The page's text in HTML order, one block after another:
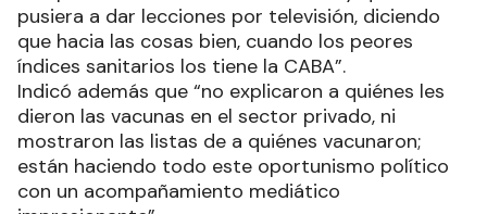
pusiera a dar lecciones por televisión, diciendo
que hacia las cosas bien, cuando los peores
índices sanitarios los tiene la CABA”.
Indicó además que “no explicaron a quiénes les
dieron las vacunas en el sector privado, ni
mostraron las listas de a quiénes vacunaron;
están haciendo todo este oportunismo político
con un acompañamiento mediático